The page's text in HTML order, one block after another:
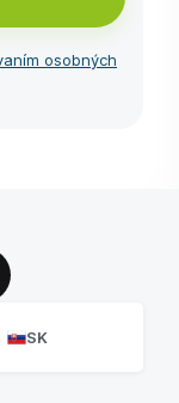
osobných
SK